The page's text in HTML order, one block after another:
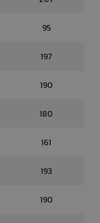
95
197
190
180
161
193
190